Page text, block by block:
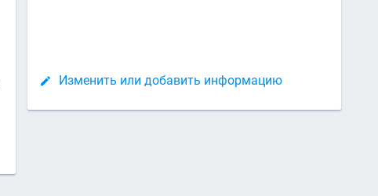
 Изменить или добавить информацию